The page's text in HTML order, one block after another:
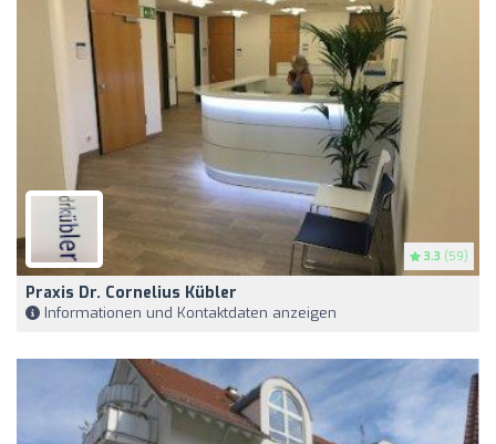
3.3 (59)
Praxis Dr. Cornelius Kübler
Informationen und Kontaktdaten anzeigen